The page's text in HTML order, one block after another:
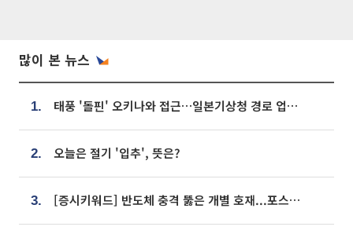
많이 본 뉴스
1. 태풍 '돌핀' 오키나와 접근…일본기상청 경로 업데이트
2. 오늘은 절기 '입추', 뜻은?
3. [증시키워드] 반도체 충격 뚫은 개별 호재...포스코퓨처엠·에코프로·한화솔루션 '눈길'